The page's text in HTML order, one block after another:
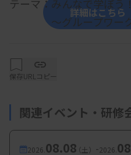
テーマ：みんなで学ぼう
～グループワーク
・1：その検査、本当に
～自信をもって返
臨床検査科）
・2：その血液ガス、信
詳細はこちら
保存URLコピー
関連イベント・研修
2026. 08.08（土） -2026.